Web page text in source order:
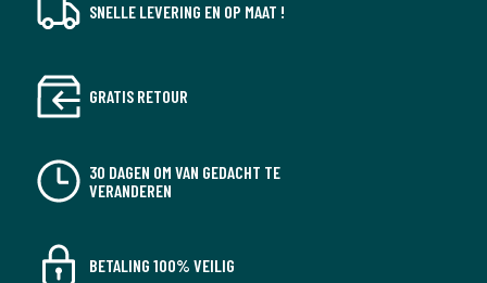
SNELLE LEVERING EN OP MAAT !
GRATIS RETOUR
30 DAGEN OM VAN GEDACHT TE
VERANDEREN
BETALING 100% VEILIG